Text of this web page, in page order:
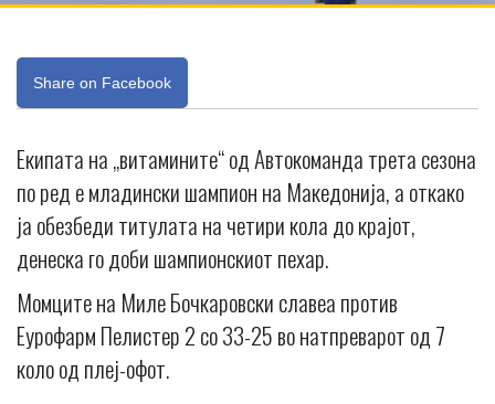
Share on Facebook
Екипата на „витамините“ од Автокоманда трета сезона
по ред е младински шампион на Македонија, а откако
ја обезбеди титулата на четири кола до крајот,
денеска го доби шампионскиот пехар.
Момците на Миле Бочкаровски славеа против
Еурофарм Пелистер 2 со 33-25 во натпреварот од 7
коло од плеј-офот.